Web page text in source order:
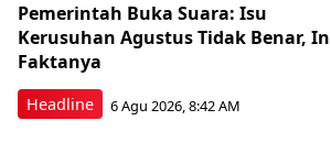
Headline
Pemerintah Buka Suara: Isu
Kerusuhan Agustus Tidak Benar,
Faktanya
6 Agu 2026, 8:42 AM